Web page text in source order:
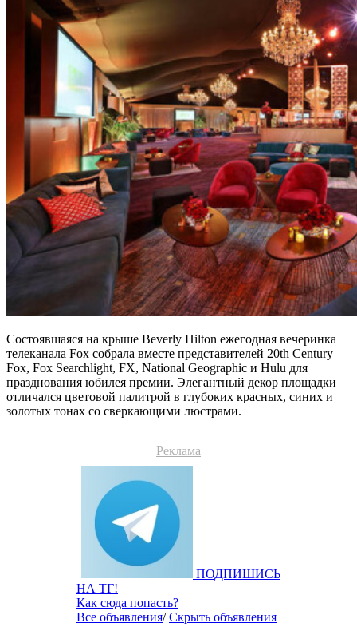
Состоявшаяся на крыше Beverly Hilton ежегодная вечеринка
телеканала Fox собрала вместе представителей 20th Century
Fox, Fox Searchlight, FX, National Geographic и Hulu для
празднования юбилея премии. Элегантный декор площадки
отличался цветовой палитрой в глубоких красных, синих и
золотых тонах со сверкающими люстрами.
Реклама
ПОДПИШИСЬ
НА ТГ!
Как сюда попасть?
Все объявления/Скрыть объявления